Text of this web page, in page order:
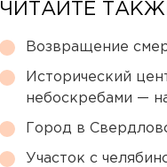
ЧИТАЙТЕ
Возвращение
Исторический
небоскребами —
Город в
Участок с